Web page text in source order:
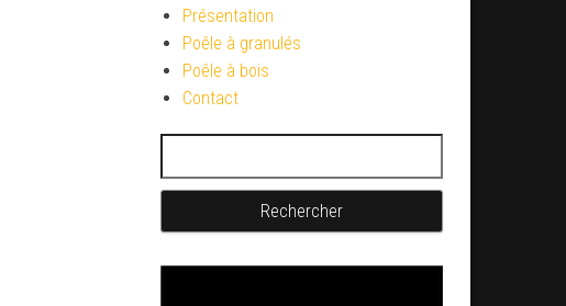
Présentation
Poêle à granulés
Poêle à bois
Contact